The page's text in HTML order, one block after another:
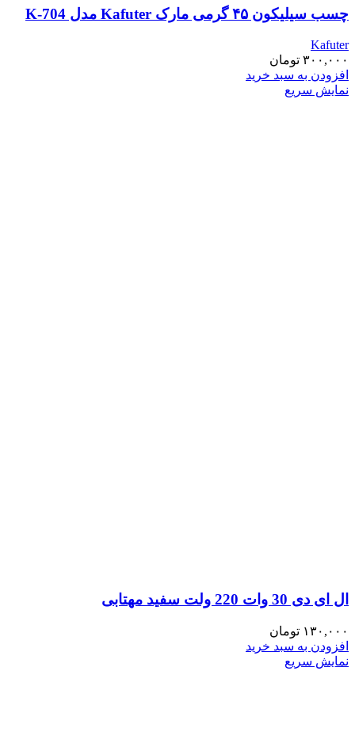
چسب سیلیکون ۴۵ گرمی مارک Kafuter مدل K-704
Kafuter
۳۰۰,۰۰۰ تومان
افزودن به سبد خرید
نمایش سریع
ال ای دی 30 وات 220 ولت سفید مهتابی
۱۳۰,۰۰۰ تومان
افزودن به سبد خرید
نمایش سریع